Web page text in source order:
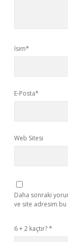
İsim*
E-Posta*
Web Sitesi
Daha sonraki
ve site adresim bu
6 + 2 kaçtır?*